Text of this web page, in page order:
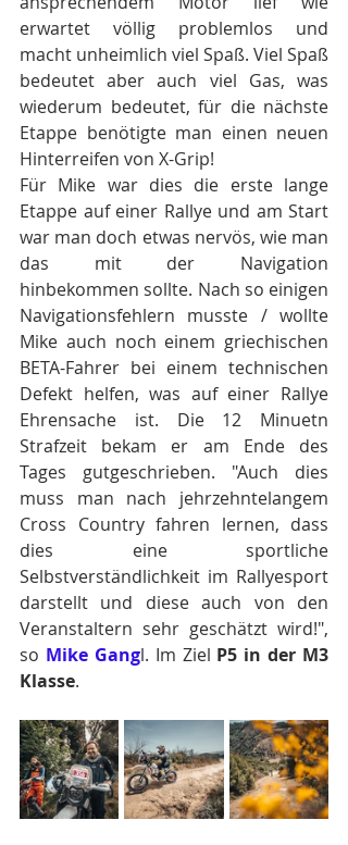
erwartet völlig problemlos und
macht unheimlich viel Spaß. Viel Spaß
bedeutet aber auch viel Gas, was
wiederum bedeutet, für die nächste
Etappe benötigte man einen neuen
Hinterreifen von X-Grip!
Für Mike war dies die erste lange
Etappe auf einer Rallye und am Start
war man doch etwas nervös, wie man
das mit der Navigation
hinbekommen sollte. Nach so einigen
Navigationsfehlern musste / wollte
Mike auch noch einem griechischen
BETA-Fahrer bei einem technischen
Defekt helfen, was auf einer Rallye
Ehrensache ist. Die 12 Minuetn
Strafzeit bekam er am Ende des
Tages gutgeschrieben. "Auch dies
muss man nach jehrzehntelangem
Cross Country fahren lernen, dass
dies eine sportliche
Selbstverständlichkeit im Rallyesport
darstellt und diese auch von den
Veranstaltern sehr geschätzt wird!",
so Mike Gangl. Im Ziel P5 in der M3
Klasse.